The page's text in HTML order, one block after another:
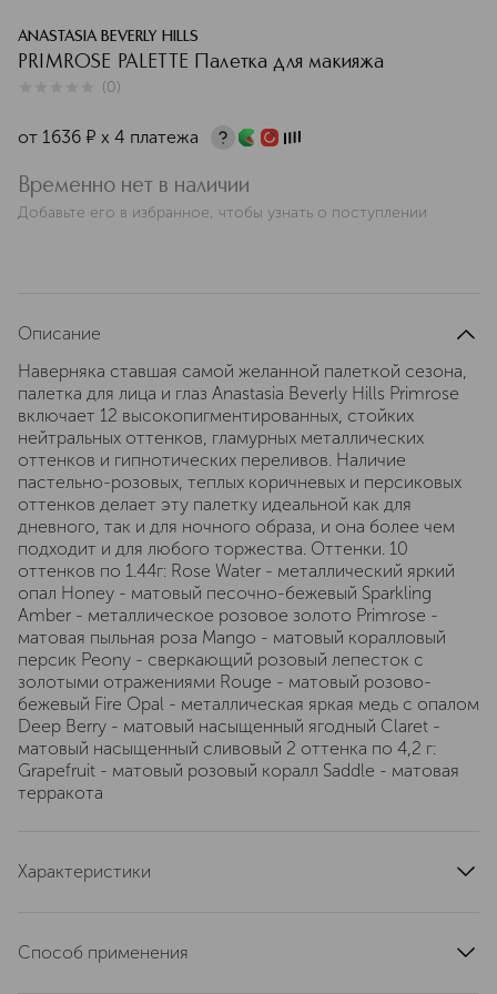
ANASTASIA BEVERLY HILLS
PRIMROSE PALETTE Палетка для макияжа
(0)
от 1636 ¤ х 4 платежа
Временно нет в наличии
Добавьте его в избранное, чтобы узнать о поступлении
Описание
Наверняка ставшая самой желанной палеткой сезона,
палетка для лица и глаз Anastasia Beverly Hills Primrose
включает 12 высокопигментированных, стойких
нейтральных оттенков, гламурных металлических
оттенков и гипнотических переливов. Наличие
пастельно-розовых, теплых коричневых и персиковых
оттенков делает эту палетку идеальной как для
дневного, так и для ночного образа, и она более чем
подходит и для любого торжества. Оттенки. 10
оттенков по 1.44г: Rose Water - металлический яркий
опал Honey - матовый песочно-бежевый Sparkling
Amber - металлическое розовое золото Primrose -
матовая пыльная роза Mango - матовый коралловый
персик Peony - сверкающий розовый лепесток с
золотыми отражениями Rouge - матовый розово-
бежевый Fire Opal - металлическая яркая медь с опалом
Deep Berry - матовый насыщенный ягодный Claret -
матовый насыщенный сливовый 2 оттенка по 4,2 г:
Grapefruit - матовый розовый коралл Saddle - матовая
терракота
Характеристики
артикул
Способ применения